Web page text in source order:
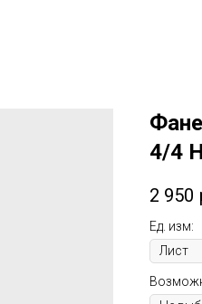
4/4
2 950
Ед. изм: